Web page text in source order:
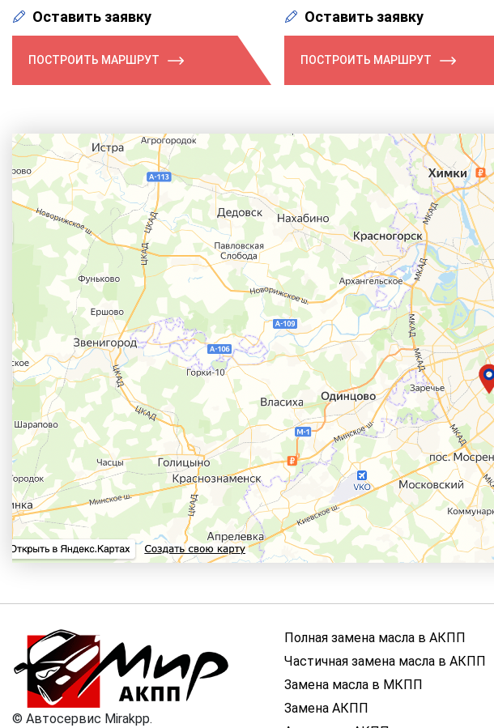
Оставить заявку
ПОСТРОИТЬ МАРШРУТ
Оставить заявку
ПОСТРОИТЬ МАРШРУТ
© Автосервис Mirakpp.
Полная замена масла в АКПП
Частичная замена масла в АКПП
Замена масла в МКПП
Замена АКПП